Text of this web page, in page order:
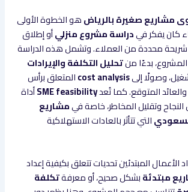
مشاريع صغيرة بالرياضهو الخطوة الأولى
كان يفكر فيدراسة مشروع منزليأو إطلاق
محددة من العملاء. وتشمل هذه الدراسة
المشروع، بدءًا منتحليل التكلفة والإيرادات
وصولًا إلىcost analysisالمتعلق برأس
المتوقع. كما تُعدSME feasibilityأداة
وتقليل المخاطر، خاصة فيمشاريع
التي تتأثر بالعادات الاستهلاكية
الأعمال المبتدئين تحديات تتعلق بكيفية إعداد
مبتدئةبشكل صحيح، أو معرفةتكلفة